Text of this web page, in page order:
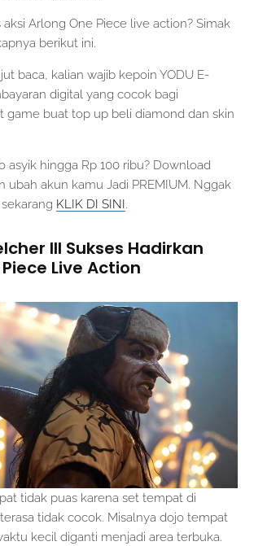
aksi Arlong One Piece live action? Simak
berikut ini.
baca, kalian wajib kepoin YODU E-
digital yang cocok bagi
game buat top up beli diamond dan skin
asyik hingga Rp 100 ribu? Download
ubah akun kamu Jadi PREMIUM. Nggak
KLIK DI SINI.
III Sukses Hadirkan
Live Action
tidak puas karena set tempat di
tidak cocok. Misalnya dojo tempat
kecil diganti menjadi area terbuka.